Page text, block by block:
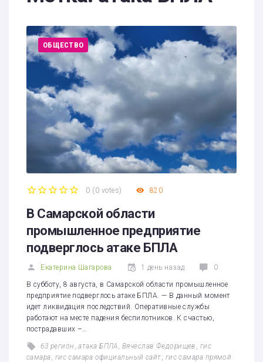
ОБЩЕСТВО
0 (0 votes) 820
В Самарской области
промышленное предприятие
подверглось атаке БПЛА
Екатерина Шагарова 1 день назад 0
В субботу, 8 августа, в Самарской области промышленное
предприятие подверглось атаке БПЛА. — В данный момент
идет ликвидация последствий. Оперативные службы
работают на месте падения беспилотников. К счастью,
пострадавших –…
63 регион ,атака БПЛА Вячеслав Федорищев
гис
самара гис самара официальный сайт гис самара прямой